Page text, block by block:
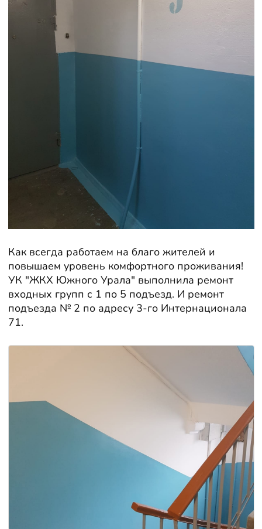
Как всегда работаем на благо жителей и
повышаем уровень комфортного проживания!
УК "ЖКХ Южного Урала" выполнила ремонт
входных групп с 1 по 5 подъезд. И ремонт
подъезда № 2 по адресу 3-го Интернационала
71.